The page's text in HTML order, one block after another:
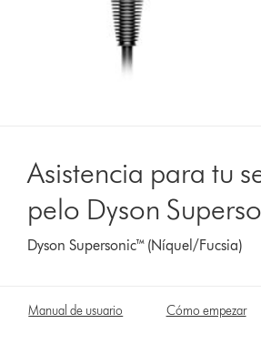
Asistencia para tu
pelo Dyson
Dyson Supersonic™ (Níquel/Fucsia)
Manual de usuario Cómo empezar